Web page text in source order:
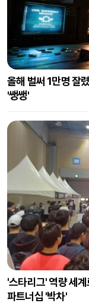
올해 벌써 1만명 잘
'쌩쌩'
'스타리그' 역량 세
파트너십 '박차'